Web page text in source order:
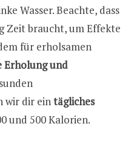
Wasser. Beachte, dass
Zeit braucht, um Effekte
für erholsamen
Erholung und
wir dir eintägliches
und 500 Kalorien.